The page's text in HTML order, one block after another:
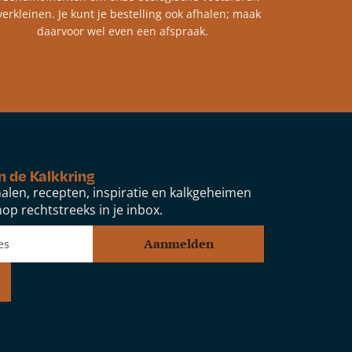
Je kunt je bestelling ook afhalen; maak
daarvoor wel even een afspraak.
de Kalkkring
recepten, inspiratie en kalkgeheimen
rechtstreeks in je inbox.
Aanmelden